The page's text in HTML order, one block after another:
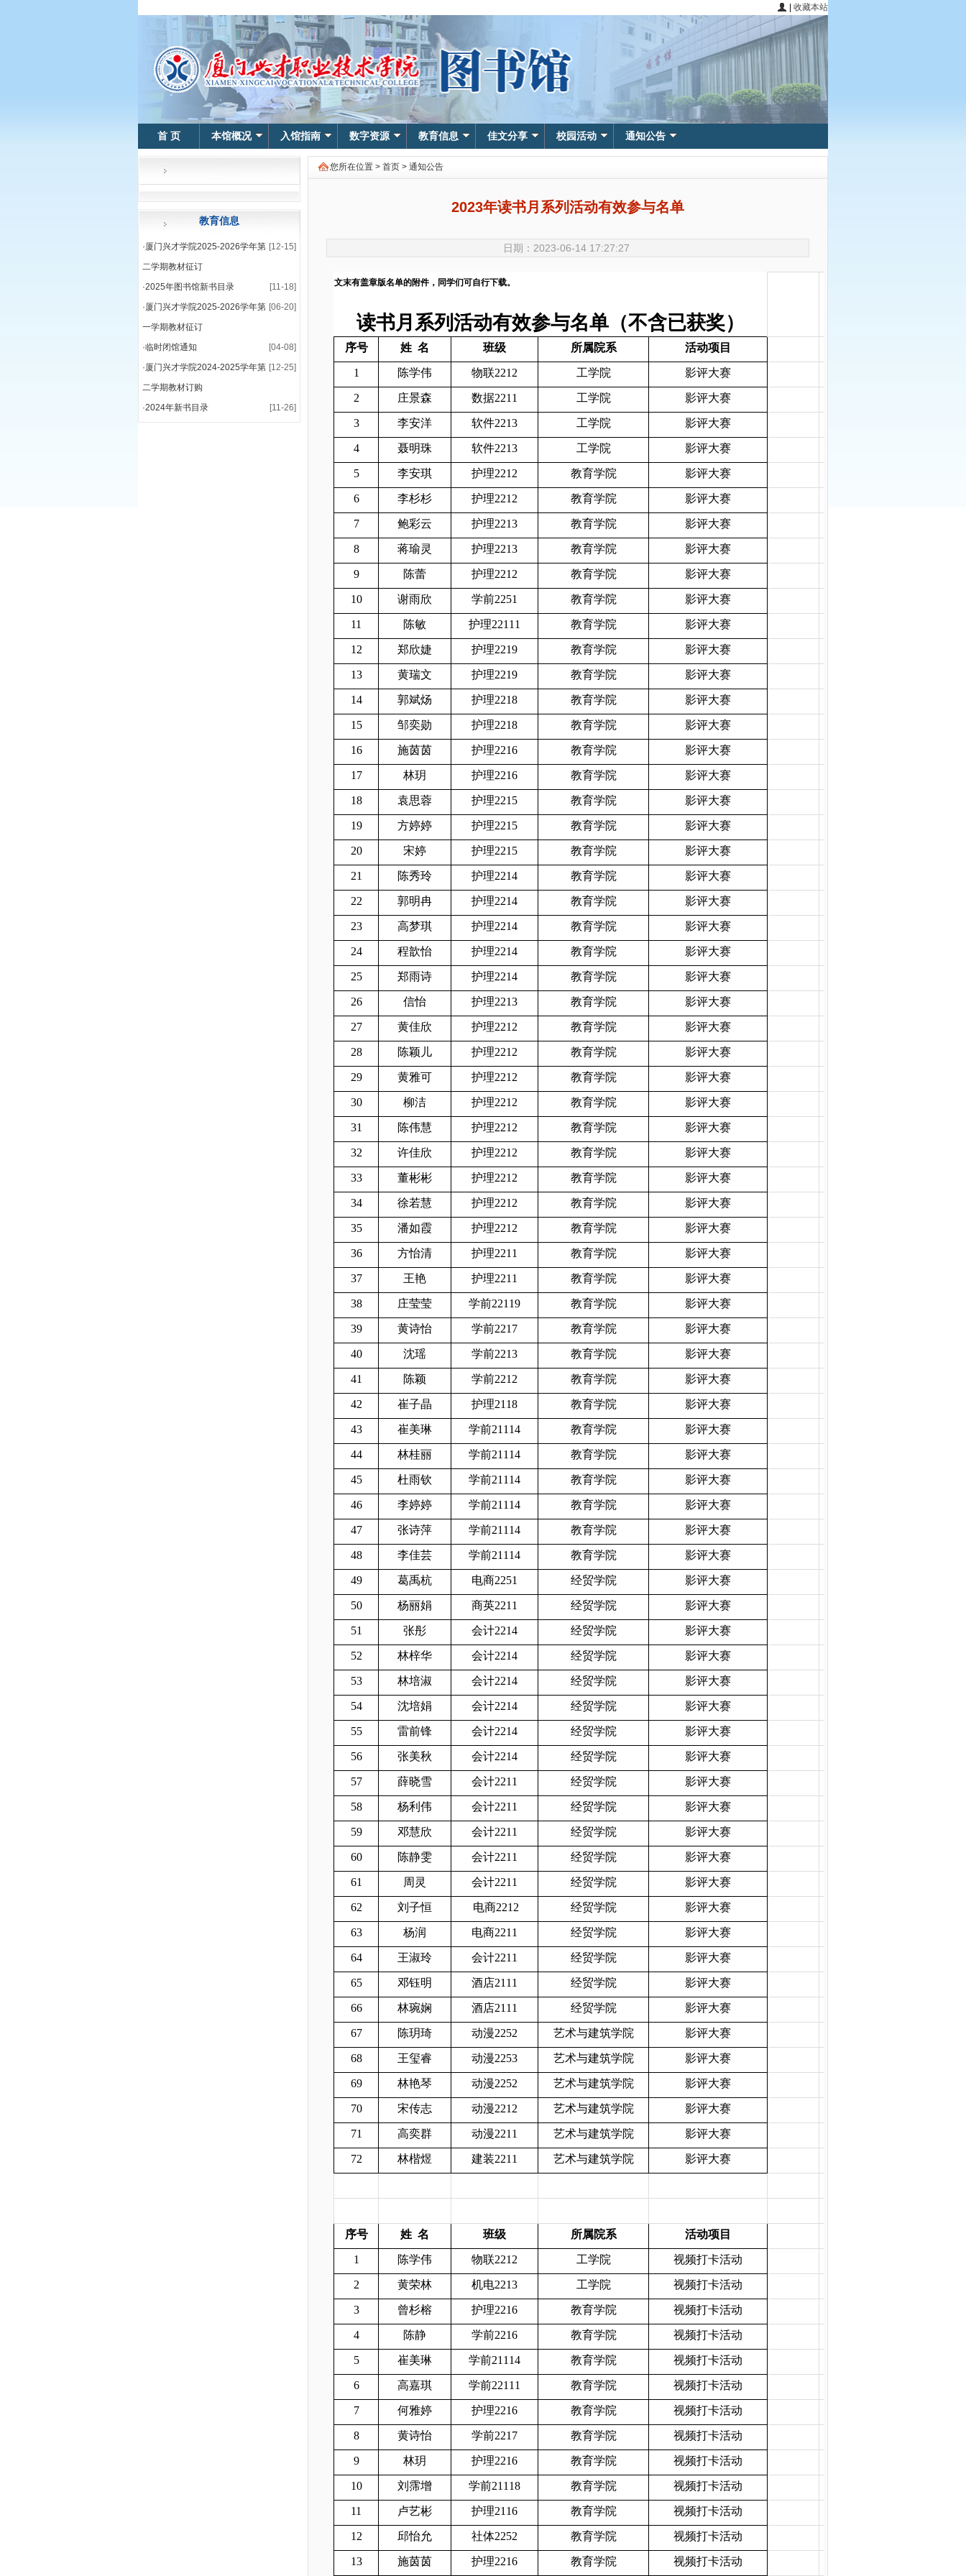
收藏本站
首 页 本馆概况 入馆指南 数字资源 教育信息 佳文分享 校园活动 通知公告
教育信息
[12-15]
·厦门兴才学院2025-2026学年第
二学期教材征订
[11-18]
·2025年图书馆新书目录
[06-20]
·厦门兴才学院2025-2026学年第
一学期教材征订
[04-08]
·临时闭馆通知
[12-25]
·厦门兴才学院2024-2025学年第
二学期教材订购
[11-26]
·2024年新书目录
您所在位置 > 首页 > 通知公告
2023年读书月系列活动有效参与名单
日期：2023-06-14 17:27:27
文末有盖章版名单的附件，同学们可自行下载。
读书月系列活动有效参与名单（不含已获奖）
序号 姓 名 班级 所属院系 活动项目
1 陈学伟 物联2212 工学院 影评大赛
2 庄景森 数据2211 工学院 影评大赛
3 李安洋 软件2213 工学院 影评大赛
4 聂明珠 软件2213 工学院 影评大赛
5 李安琪 护理2212 教育学院 影评大赛
6 李杉杉 护理2212 教育学院 影评大赛
7 鲍彩云 护理2213 教育学院 影评大赛
8 蒋瑜灵 护理2213 教育学院 影评大赛
9 陈蕾 护理2212 教育学院 影评大赛
10 谢雨欣 学前2251 教育学院 影评大赛
11 陈敏 护理22111 教育学院 影评大赛
12 郑欣婕 护理2219 教育学院 影评大赛
13 黄瑞文 护理2219 教育学院 影评大赛
14 郭斌炀 护理2218 教育学院 影评大赛
15 邹奕勋 护理2218 教育学院 影评大赛
16 施茵茵 护理2216 教育学院 影评大赛
17 林玥 护理2216 教育学院 影评大赛
18 袁思蓉 护理2215 教育学院 影评大赛
19 方婷婷 护理2215 教育学院 影评大赛
20 宋婷 护理2215 教育学院 影评大赛
21 陈秀玲 护理2214 教育学院 影评大赛
22 郭明冉 护理2214 教育学院 影评大赛
23 高梦琪 护理2214 教育学院 影评大赛
24 程歆怡 护理2214 教育学院 影评大赛
25 郑雨诗 护理2214 教育学院 影评大赛
26 信怡 护理2213 教育学院 影评大赛
27 黄佳欣 护理2212 教育学院 影评大赛
28 陈颖儿 护理2212 教育学院 影评大赛
29 黄雅可 护理2212 教育学院 影评大赛
30 柳洁 护理2212 教育学院 影评大赛
31 陈伟慧 护理2212 教育学院 影评大赛
32 许佳欣 护理2212 教育学院 影评大赛
33 董彬彬 护理2212 教育学院 影评大赛
34 徐若慧 护理2212 教育学院 影评大赛
35 潘如霞 护理2212 教育学院 影评大赛
36 方怡清 护理2211 教育学院 影评大赛
37 王艳 护理2211 教育学院 影评大赛
38 庄莹莹 学前22119 教育学院 影评大赛
39 黄诗怡 学前2217 教育学院 影评大赛
40 沈瑶 学前2213 教育学院 影评大赛
41 陈颖 学前2212 教育学院 影评大赛
42 崔子晶 护理2118 教育学院 影评大赛
43 崔美琳 学前21114 教育学院 影评大赛
44 林桂丽 学前21114 教育学院 影评大赛
45 杜雨钦 学前21114 教育学院 影评大赛
46 李婷婷 学前21114 教育学院 影评大赛
47 张诗萍 学前21114 教育学院 影评大赛
48 李佳芸 学前21114 教育学院 影评大赛
49 葛禹杭 电商2251 经贸学院 影评大赛
50 杨丽娟 商英2211 经贸学院 影评大赛
51 张彤 会计2214 经贸学院 影评大赛
52 林梓华 会计2214 经贸学院 影评大赛
53 林培淑 会计2214 经贸学院 影评大赛
54 沈培娟 会计2214 经贸学院 影评大赛
55 雷前锋 会计2214 经贸学院 影评大赛
56 张美秋 会计2214 经贸学院 影评大赛
57 薛晓雪 会计2211 经贸学院 影评大赛
58 杨利伟 会计2211 经贸学院 影评大赛
59 邓慧欣 会计2211 经贸学院 影评大赛
60 陈静雯 会计2211 经贸学院 影评大赛
61 周灵 会计2211 经贸学院 影评大赛
62 刘子恒 电商2212 经贸学院 影评大赛
63 杨润 电商2211 经贸学院 影评大赛
64 王淑玲 会计2211 经贸学院 影评大赛
65 邓钰明 酒店2111 经贸学院 影评大赛
66 林琬娴 酒店2111 经贸学院 影评大赛
67 陈玥琦 动漫2252 艺术与建筑学院 影评大赛
68 王玺睿 动漫2253 艺术与建筑学院 影评大赛
69 林艳琴 动漫2252 艺术与建筑学院 影评大赛
70 宋传志 动漫2212 艺术与建筑学院 影评大赛
71 高奕群 动漫2211 艺术与建筑学院 影评大赛
72 林楷煜 建装2211 艺术与建筑学院 影评大赛
序号 姓 名 班级 所属院系 活动项目
1 陈学伟 物联2212 工学院 视频打卡活动
2 黄荣林 机电2213 工学院 视频打卡活动
3 曾杉榕 护理2216 教育学院 视频打卡活动
4 陈静 学前2216 教育学院 视频打卡活动
5 崔美琳 学前21114 教育学院 视频打卡活动
6 高嘉琪 学前22111 教育学院 视频打卡活动
7 何雅婷 护理2216 教育学院 视频打卡活动
8 黄诗怡 学前2217 教育学院 视频打卡活动
9 林玥 护理2216 教育学院 视频打卡活动
10 刘霈增 学前21118 教育学院 视频打卡活动
11 卢艺彬 护理2116 教育学院 视频打卡活动
12 邱怡允 社体2252 教育学院 视频打卡活动
13 施茵茵 护理2216 教育学院 视频打卡活动